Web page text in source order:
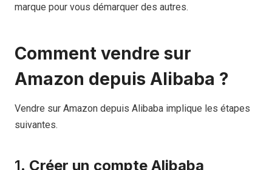
marque pour vous démarquer des autres.
Comment vendre sur
Amazon depuis Alibaba ?
Vendre sur Amazon depuis Alibaba implique les étapes
suivantes.
1. Créer un compte Alibaba